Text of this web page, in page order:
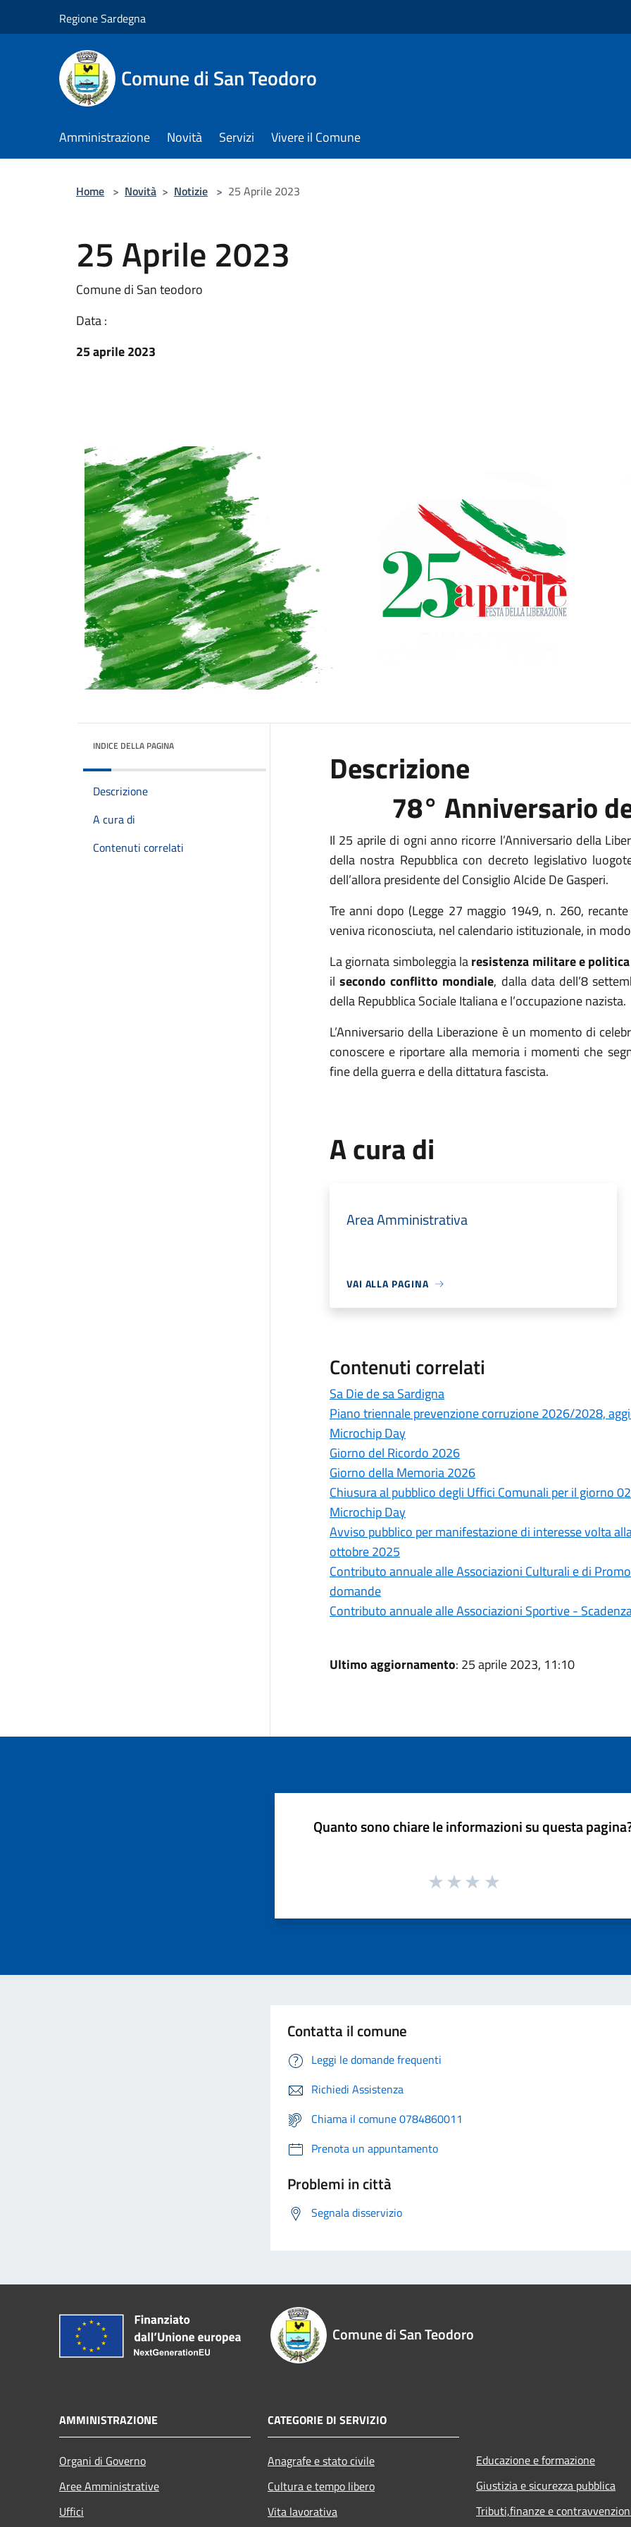
Regione Sardegna
Comune di San Teodoro
Amministrazione Novità Servizi Vivere il Comune
Home > Novità > Notizie > 25 Aprile 2023
25 Aprile 2023
Comune di San teodoro
Data :
25 aprile 2023
INDICE DELLA PAGINA
Descrizione
A cura di
Contenuti correlati
Descrizione
78° Anniversario
Il 25 aprile di ogni anno ricorre l’Anniversario della
della nostra Repubblica con decreto legislativo
dell’allora presidente del Consiglio Alcide De Gasperi.
Tre anni dopo (Legge 27 maggio 1949, n. 260, recante
veniva riconosciuta, nel calendario istituzionale, in
La giornata simboleggia laresistenza militare e politica
ilsecondo conflitto mondiale, dalla data dell’8
della Repubblica Sociale Italiana e l’occupazione nazista.
L’Anniversario della Liberazione è un momento di
conoscere e riportare alla memoria i momenti che
fine della guerra e della dittatura fascista.
A cura di
Area Amministrativa
VAI ALLA PAGINA
Contenuti correlati
Sa Die de sa Sardigna
Piano triennale prevenzione corruzione 2026/2028,
Microchip Day
Giorno del Ricordo 2026
Giorno della Memoria 2026
Chiusura al pubblico degli Uffici Comunali per il giorno
Microchip Day
Avviso pubblico per manifestazione di interesse volta
ottobre 2025
Contributo annuale alle Associazioni Culturali e di
domande
Contributo annuale alle Associazioni Sportive -
Ultimo aggiornamento: 25 aprile 2023, 11:10
Quanto sono chiare le informazioni su questa
Contatta il comune
Leggi le domande frequenti
Richiedi Assistenza
Chiama il comune 0784860011
Prenota un appuntamento
Problemi in città
Segnala disservizio
Comune di San Teodoro
AMMINISTRAZIONE
Organi di Governo
Aree Amministrative
Uffici
CATEGORIE DI SERVIZIO
Anagrafe e stato civile
Cultura e tempo libero
Vita lavorativa
Educazione e formazione
Giustizia e sicurezza pubblica
Tributi,finanze e